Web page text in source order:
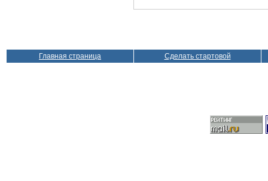
Главная страница Сделать стартовой